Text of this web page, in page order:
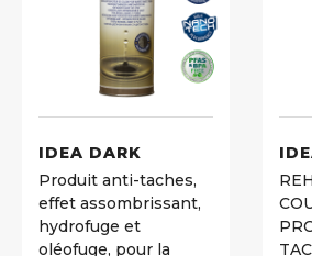
IDEA DARK
Produit anti-taches,
effet assombrissant,
hydrofuge et
oléofuge, pour la